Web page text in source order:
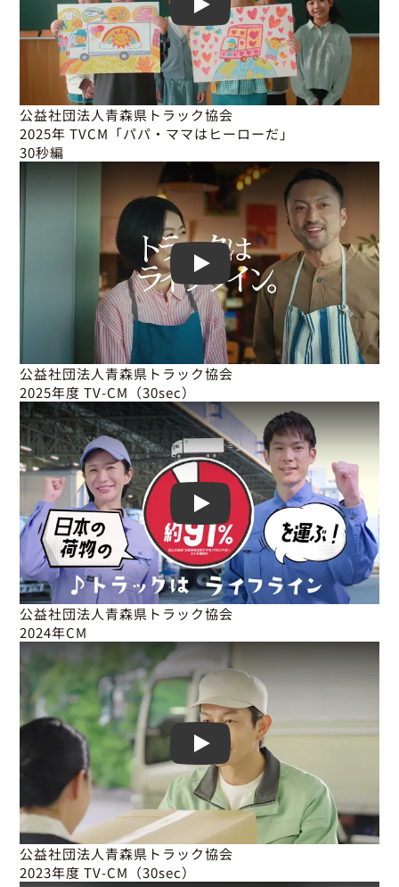
Play
公益社団法人青森県トラック協会
2025年 TVCM「パパ・ママはヒーローだ」
30秒編
Play
公益社団法人青森県トラック協会
2025年度 TV-CM（30sec）
Play
公益社団法人青森県トラック協会
2024年CM
Play
公益社団法人青森県トラック協会
2023年度 TV-CM（30sec）